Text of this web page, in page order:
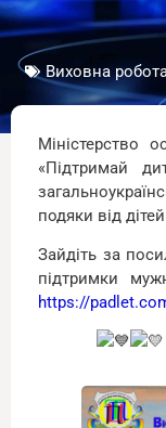
Виховна
Міністерство
«Підтримай
подяки від
Зайдіть за
підтримки
https://